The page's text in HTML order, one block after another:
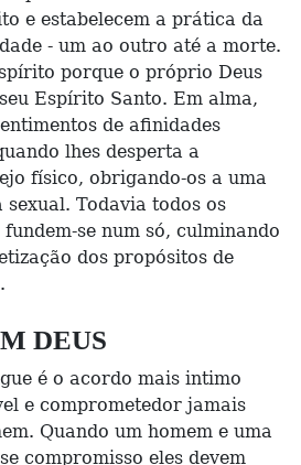
e estabelecem a prática da
- um ao outro até a morte.
porque o próprio Deus
Espírito Santo. Em alma,
de afinidades
lhes desperta a
físico, obrigando-os a uma
Todavia todos os
se num só, culminando
dos propósitos de
DEUS
é o acordo mais intimo
e comprometedor jamais
Quando um homem e uma
compromisso eles devem